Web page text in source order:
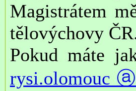
Magistrátem
tělovýchovy
Pokud máte